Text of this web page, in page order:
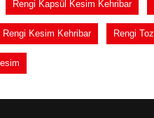
Rengi Kapsül Kesim Kehribar
Rengi Kesim Kehribar Rengi Toz